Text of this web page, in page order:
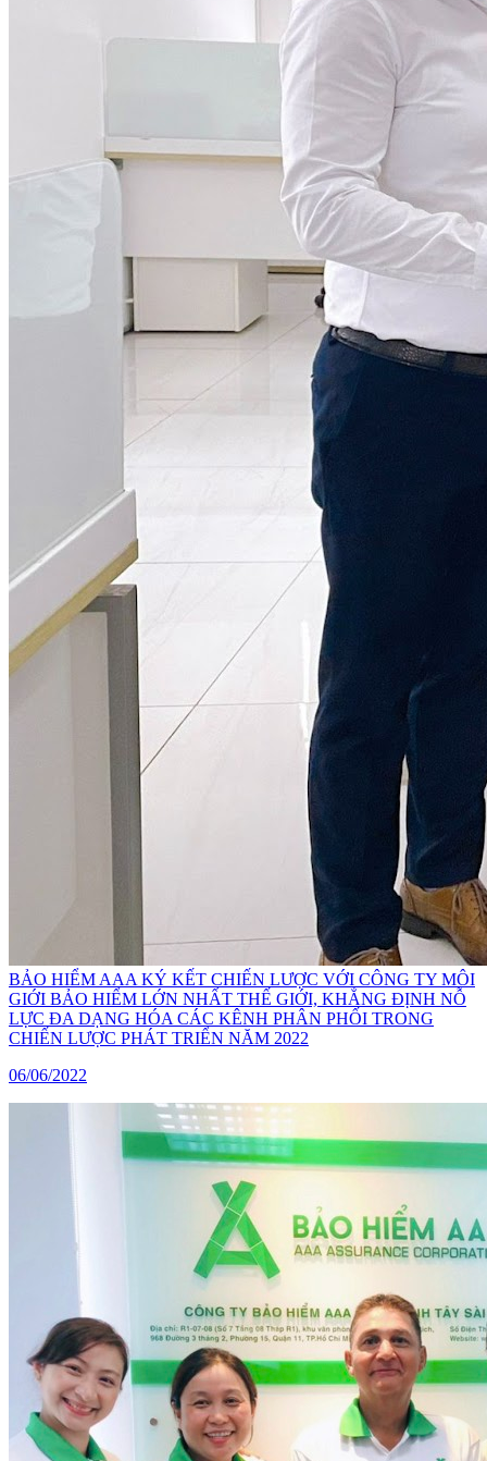
BẢO HIỂM AAA KÝ KẾT CHIẾN LƯỢC VỚI CÔNG TY MÔI
GIỚI BẢO HIỂM LỚN NHẤT THẾ GIỚI, KHẲNG ĐỊNH NỖ
LỰC ĐA DẠNG HÓA CÁC KÊNH PHÂN PHỐI TRONG
CHIẾN LƯỢC PHÁT TRIỂN NĂM 2022
06/06/2022